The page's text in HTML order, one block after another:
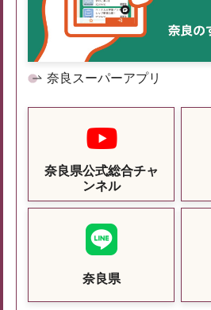
奈良スーパーアプリ
奈良県公式総合チャ
ンネル
奈良県